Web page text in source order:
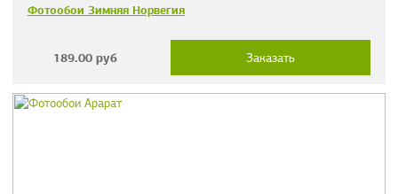
Фотообои Зимняя Норвегия
189.00 руб Заказать